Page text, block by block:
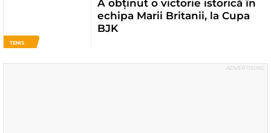
TENIS
A obținut o victorie istorică în
echipa Marii Britanii, la Cupa
BJK